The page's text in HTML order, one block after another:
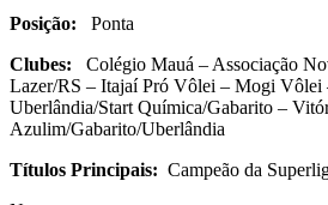
Posição: Ponta
Clubes: Colégio Mauá – Associação
Lazer/RS – Itajaí Pró Vôlei – Mogi Vôlei
Uberlândia/Start Química/Gabarito –
Azulim/Gabarito/Uberlândia
Títulos Principais: Campeão da